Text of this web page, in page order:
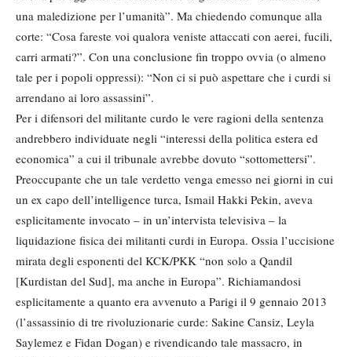
una maledizione per l’umanità”. Ma chiedendo comunque alla
corte: “Cosa fareste voi qualora veniste attaccati con aerei, fucili,
carri armati?”. Con una conclusione fin troppo ovvia (o almeno
tale per i popoli oppressi): “Non ci si può aspettare che i curdi si
arrendano ai loro assassini”.
Per i difensori del militante curdo le vere ragioni della sentenza
andrebbero individuate negli “interessi della politica estera ed
economica” a cui il tribunale avrebbe dovuto “sottomettersi”.
Preoccupante che un tale verdetto venga emesso nei giorni in cui
un ex capo dell’intelligence turca, Ismail Hakki Pekin, aveva
esplicitamente invocato – in un’intervista televisiva – la
liquidazione fisica dei militanti curdi in Europa. Ossia l’uccisione
mirata degli esponenti del KCK/PKK “non solo a Qandil
[Kurdistan del Sud], ma anche in Europa”. Richiamandosi
esplicitamente a quanto era avvenuto a Parigi il 9 gennaio 2013
(l’assassinio di tre rivoluzionarie curde: Sakine Cansiz, Leyla
Saylemez e Fidan Dogan) e rivendicando tale massacro, in